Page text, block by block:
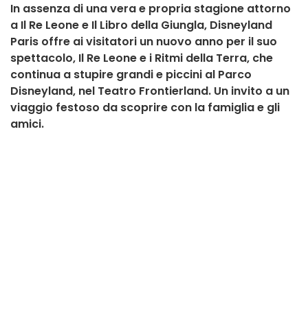
In assenza di una vera e propria stagione attorno
a Il Re Leone e Il Libro della Giungla, Disneyland
Paris offre ai visitatori un nuovo anno per il suo
spettacolo, Il Re Leone e i Ritmi della Terra, che
continua a stupire grandi e piccini al Parco
Disneyland, nel Teatro Frontierland. Un invito a un
viaggio festoso da scoprire con la famiglia e gli
amici.